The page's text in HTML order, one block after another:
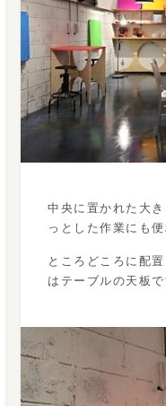
中央に置かれた大
っとした作業にも
ところどころに配
はテーブルの天板で